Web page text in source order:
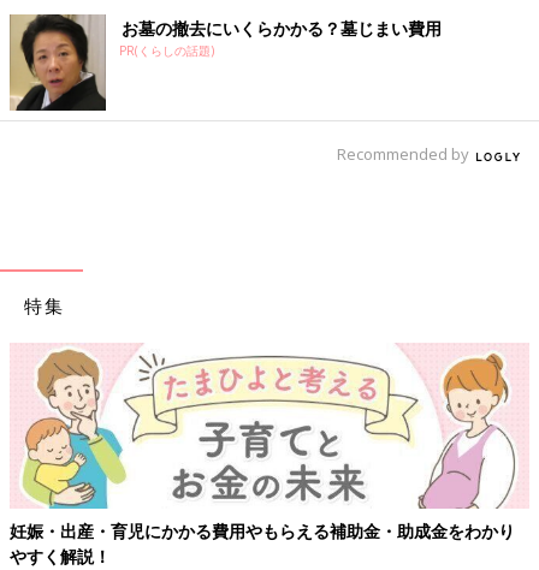
お墓の撤去にいくらかかる？墓じまい費用
PR(くらしの話題)
Recommended by
特集
妊娠・出産・育児にかかる費用やもらえる補助金・助成金をわかり
やすく解説！